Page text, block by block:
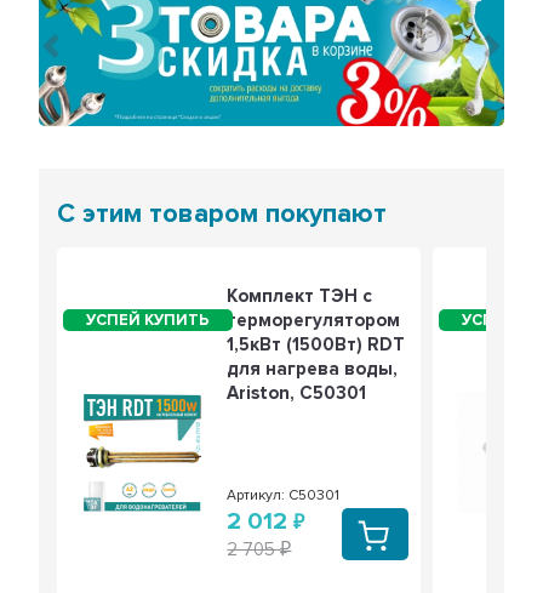
Предыдущий
С этим товаром покупают
Комплект ТЭН с
терморегулятором
1,5кВт (1500Вт) RDT
для нагрева воды,
Ariston, C50301
Артикул: C50301
2 012
2 705